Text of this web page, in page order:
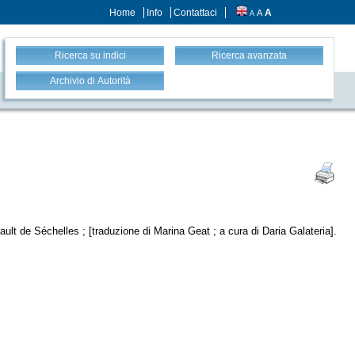
Home Info Contattaci A A A
Ricerca su indici Ricerca avanzata
Archivio di Autorità